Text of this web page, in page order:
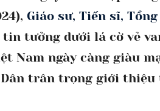
Giáo sư, Tiến sĩ, Tổng
tưởng dưới lá cờ vẻ
Nam ngày càng giàu
Dân trân trọng giới thiệu